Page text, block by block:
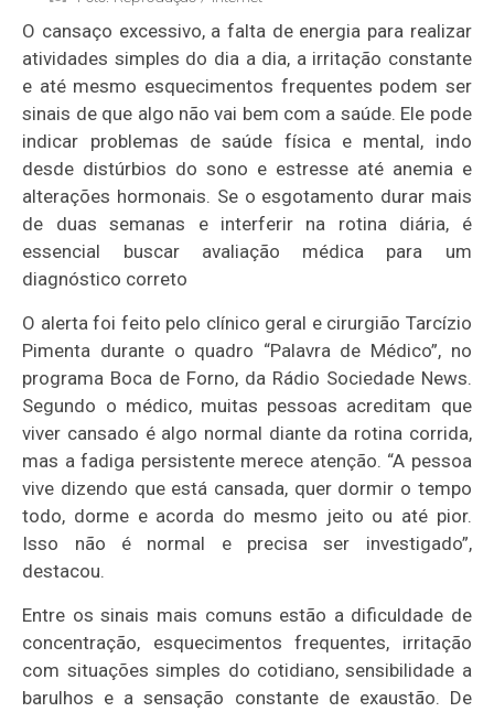
O cansaço excessivo, a falta de energia para realizar
atividades simples do dia a dia, a irritação constante
e até mesmo esquecimentos frequentes podem ser
sinais de que algo não vai bem com a saúde. Ele pode
indicar problemas de saúde física e mental, indo
desde distúrbios do sono e estresse até anemia e
alterações hormonais. Se o esgotamento durar mais
de duas semanas e interferir na rotina diária, é
essencial buscar avaliação médica para um
diagnóstico correto
O alerta foi feito pelo clínico geral e cirurgião Tarcízio
Pimenta durante o quadro “Palavra de Médico”, no
programa Boca de Forno, da Rádio Sociedade News.
Segundo o médico, muitas pessoas acreditam que
viver cansado é algo normal diante da rotina corrida,
mas a fadiga persistente merece atenção. “A pessoa
vive dizendo que está cansada, quer dormir o tempo
todo, dorme e acorda do mesmo jeito ou até pior.
Isso não é normal e precisa ser investigado”,
destacou.
Entre os sinais mais comuns estão a dificuldade de
concentração, esquecimentos frequentes, irritação
com situações simples do cotidiano, sensibilidade a
barulhos e a sensação constante de exaustão. De